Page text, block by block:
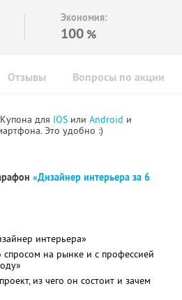
Экономия:
100 %
Отзывы Вопросы по акции
для IOS или Android и
Это удобно :)
«Дизайнер интерьера за 6
интерьера»
спросом на рынке и с профессией
из чего он состоит и зачем